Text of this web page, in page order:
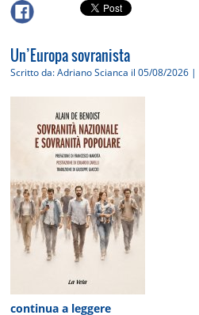
Un’Europa sovranista
Scritto da: Adriano Scianca il 05/08/2026 |
continua a leggere